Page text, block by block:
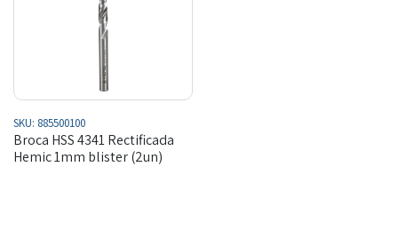
SKU: 885500100
Broca HSS 4341 Rectificada
Hemic 1mm blister (2un)